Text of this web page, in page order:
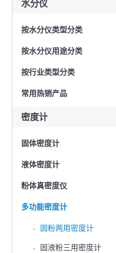
水分仪
按水分仪类型分类
按水分仪用途分类
按行业类型分类
常用热销产品
密度计
固体密度计
液体密度计
粉体真密度仪
多功能密度计
固粉两用密度计
固液粉三用密度计